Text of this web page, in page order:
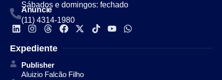
Sábados e domingos: fechado
Anuncie
(11) 4314-1980
Expediente
Publisher
Aluizio Falcão Filho